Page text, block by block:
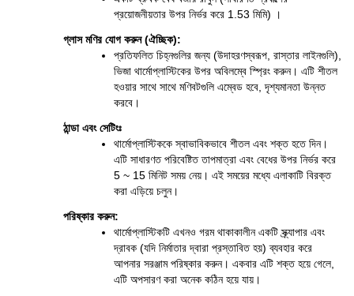
প্রয়োজনীয়তার উপর নির্ভর করে 1.53 মিমি) ।
গ্লাস মণির যোগ করুন (ঐচ্ছিক):
প্রতিফলিত চিহ্নগুলির জন্য (উদাহরণস্বরূপ, রাস্তার লাইনগুলি),
ভিজা থার্মোপ্লাস্টিকের উপর অবিলম্বে স্প্রিং করুন। এটি শীতল
হওয়ার সাথে সাথে মণিবটগুলি এম্বেড হবে, দৃশ্যমানতা উন্নত
করবে।
ঠান্ডা এবং সেটিংঃ
থার্মোপ্লাস্টিককে স্বাভাবিকভাবে শীতল এবং শক্ত হতে দিন।
এটি সাধারণত পরিবেষ্টিত তাপমাত্রা এবং বেধের উপর নির্ভর করে
5 ~ 15 মিনিট সময় নেয়। এই সময়ের মধ্যে এলাকাটি বিরক্ত
করা এড়িয়ে চলুন।
পরিষ্কার করুন:
থার্মোপ্লাস্টিকটি এখনও গরম থাকাকালীন একটি স্ক্র্যাপার এবং
দ্রাবক (যদি নির্মাতার দ্বারা প্রস্তাবিত হয়) ব্যবহার করে
আপনার সরঞ্জাম পরিষ্কার করুন। একবার এটি শক্ত হয়ে গেলে,
এটি অপসারণ করা অনেক কঠিন হয়ে যায়।